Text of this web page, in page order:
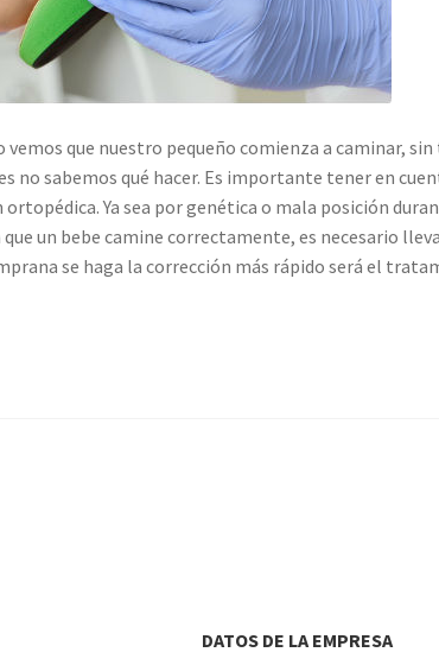
que nuestro pequeño comienza a caminar,
no sabemos qué hacer. Es importante tener en
Ya sea por genética o mala posición
un bebe camine correctamente, es necesario
se haga la corrección más rápido será el
DATOS DE LA EMPRESA